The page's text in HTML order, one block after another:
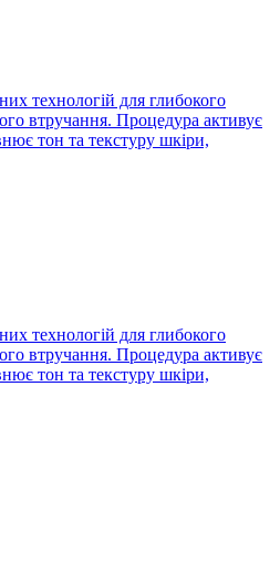
технологій для глибокого
втручання. Процедура активує
тон та текстуру шкіри,
технологій для глибокого
втручання. Процедура активує
тон та текстуру шкіри,